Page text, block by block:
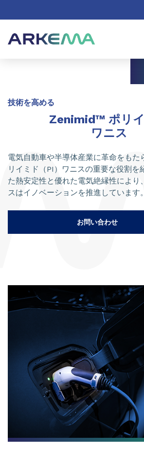
技術を高める
Zenimid™ ポリ
ワニス
電気自動車や半導体産業に革命をも
リイミド（PI）ワニスの重要な役割を
た熱安定性と優れた電気絶縁性によ
スはイノベーションを推進しています。
お問い合わせ